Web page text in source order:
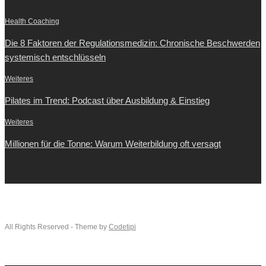
Health Coaching
Die 8 Faktoren der Regulationsmedizin: Chronische Beschwerden
systemisch entschlüsseln
Weiteres
Pilates im Trend: Podcast über Ausbildung & Einstieg
Weiteres
Millionen für die Tonne: Warum Weiterbildung oft versagt
All Rights Reserved - Theme by Codetipi